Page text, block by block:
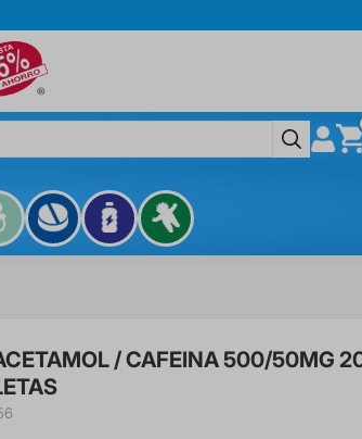
/ CAFEINA 500/50MG